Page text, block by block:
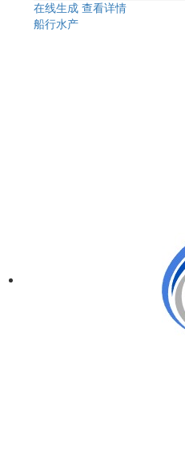
在线生成 查看详情
船行水产